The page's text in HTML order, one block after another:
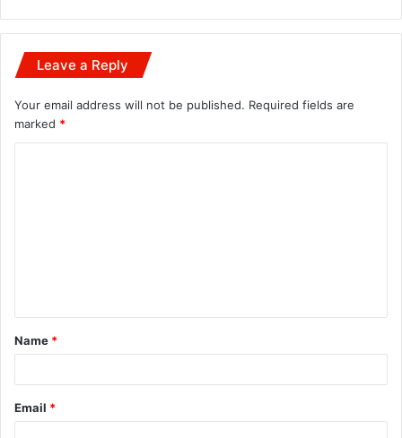
Leave a Reply
Your email address will not be published. Required fields are
marked *
t
*
Name *
Email *